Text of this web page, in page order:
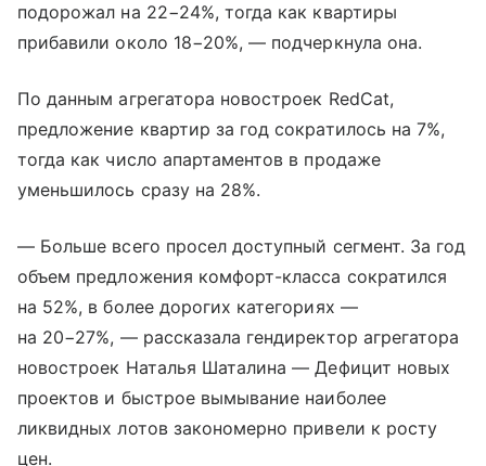
подорожал на 22−24%, тогда как квартиры
прибавили около 18−20%, — подчеркнула она.
По данным агрегатора новостроек RedCat,
предложение квартир за год сократилось на 7%,
тогда как число апартаментов в продаже
уменьшилось сразу на 28%.
— Больше всего просел доступный сегмент. За год
объем предложения комфорт-класса сократился
на 52%, в более дорогих категориях —
на 20−27%, — рассказала гендиректор агрегатора
новостроек Наталья Шаталина — Дефицит новых
проектов и быстрое вымывание наиболее
ликвидных лотов закономерно привели к росту
цен.